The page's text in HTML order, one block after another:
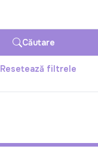
Căutare
Resetează filtrele